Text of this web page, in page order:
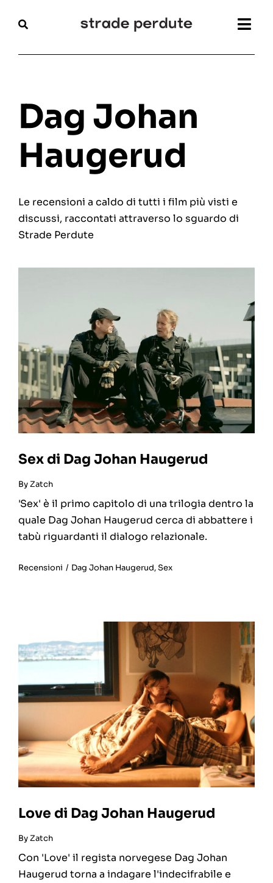
Magazine
Recensioni
Interviste
Festival
Articoli
Dag Johan
Haugerud
Le recensioni a caldo di tutti i film più visti e
discussi, raccontati attraverso lo sguardo di
Strade Perdute
Sex di Dag Johan Haugerud
ByZatch
'Sex' è il primo capitolo di una trilogia dentro la
quale Dag Johan Haugerud cerca di abbattere i
tabù riguardanti il dialogo relazionale.
Recensioni / Dag Johan Haugerud,Sex
Love di Dag Johan Haugerud
ByZatch
Con 'Love' il regista norvegese Dag Johan
Haugerud torna a indagare l'indecifrabile e